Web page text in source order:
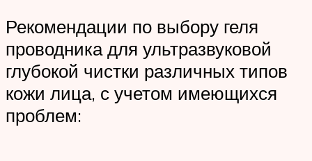
Рекомендации по выбору геля
проводника для ультразвуковой
глубокой чистки различных типов
кожи лица, с учетом имеющихся
проблем: